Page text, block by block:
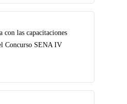
con las capacitaciones
Concurso SENA IV